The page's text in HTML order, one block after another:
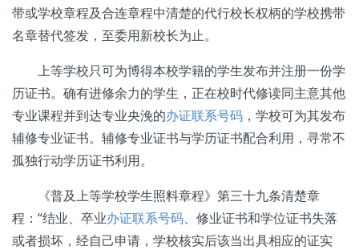
带或学校章程及合连章程中清楚的代行校长权柄的学校携带
名章替代签发，至委用新校长为止。
上等学校只可为博得本校学籍的学生发布并注册一份学
历证书。确有进修余力的学生，正在校时代修读同主意其他
专业课程并到达专业央浼的办证联系号码 ，学校可为其发布
辅修专业证书。辅修专业证书与学历证书配合利用，寻常不
孤独行动学历证书利用。
《普及上等学校学生照料章程》第三十九条清楚章
程：“结业、卒业办证联系号码、修业证书和学位证书失落
或者损坏，经自己申请，学校核实后该当出具相应的证实